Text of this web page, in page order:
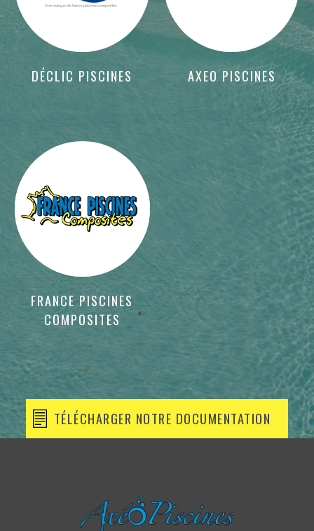
DÉCLIC PISCINES AXEO PISCINES
FRANCE PISCINES
COMPOSITES
TÉLÉCHARGER NOTRE DOCUMENTATION